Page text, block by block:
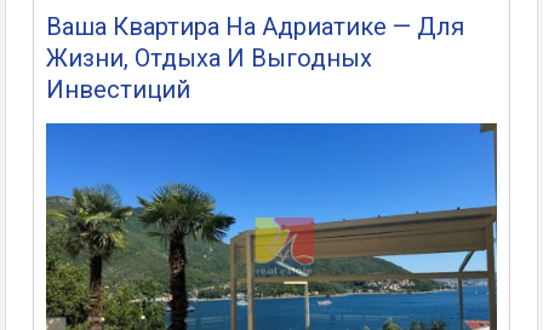
Ваша Квартира На Адриатике — Для
Жизни, Отдыха И Выгодных
Инвестиций